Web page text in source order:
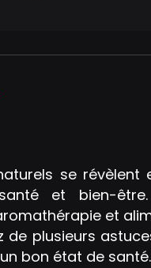
se révèlent
et bien-être.
et
de plusieurs
bon état de santé.